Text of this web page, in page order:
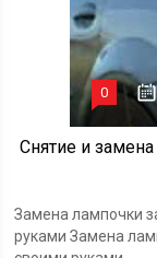
0
Снятие и
Замена лампочки
руками Замена